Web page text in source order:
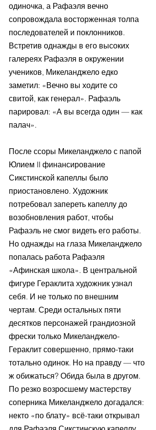
одиночка, а Рафаэля вечно
сопровождала восторженная толпа
последователей и поклонников.
Встретив однажды в его высоких
галереях Рафаэля в окружении
учеников, Микеланджело едко
заметил: «Вечно вы ходите со
свитой, как генерал». Рафаэль
парировал: «А вы всегда один — как
палач».
После ссоры Микеланджело с папой
Юлием II финансирование
Сикстинской капеллы было
приостановлено. Художник
потребовал запереть капеллу до
возобновления работ, чтобы
Рафаэль не смог видеть его работы.
Но однажды на глаза Микеланджело
попалась работа Рафаэля
«Афинская школа». В центральной
фигуре Гераклита художник узнал
себя. И не только по внешним
чертам. Среди остальных пяти
десятков персонажей грандиозной
фрески только Микеланджело-
Гераклит совершенно, прямо-таки
тотально одинок. Но на правду — что
ж обижаться? Обида была в другом.
По резко возросшему мастерству
соперника Микеланджело догадался:
некто «по блату» всё-таки открывал